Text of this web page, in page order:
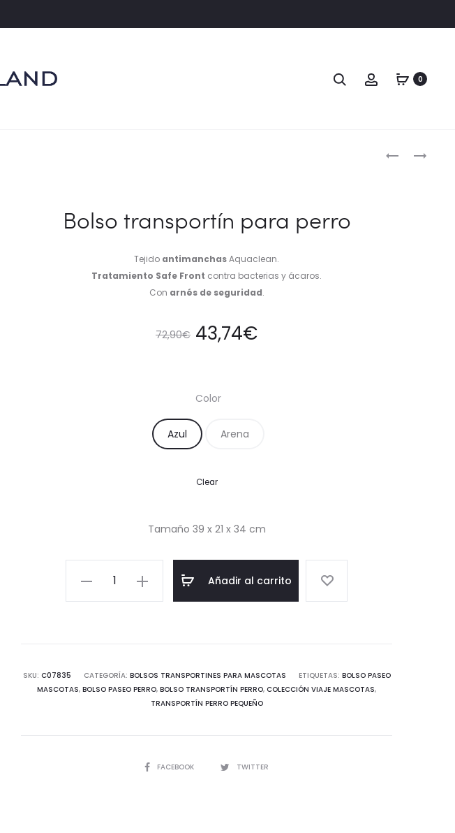
0
Bolso transportín para perro
Tejido antimanchasAquaclean.
Tratamiento Safe Front contra bacterias y ácaros.
Con arnés de seguridad.
72,90€ 43,74€
Color
Azul Arena
Clear
Tamaño 39 x 21 x 34 cm
Añadir al carrito
SKU: C07835 CATEGORÍA: BOLSOS TRANSPORTINES PARA MASCOTAS ETIQUETAS: BOLSO PASEO
MASCOTAS, BOLSO PASEO PERRO, BOLSO TRANSPORTÍN PERRO, COLECCIÓN VIAJE MASCOTAS,
TRANSPORTÍN PERRO PEQUEÑO
FACEBOOK TWITTER